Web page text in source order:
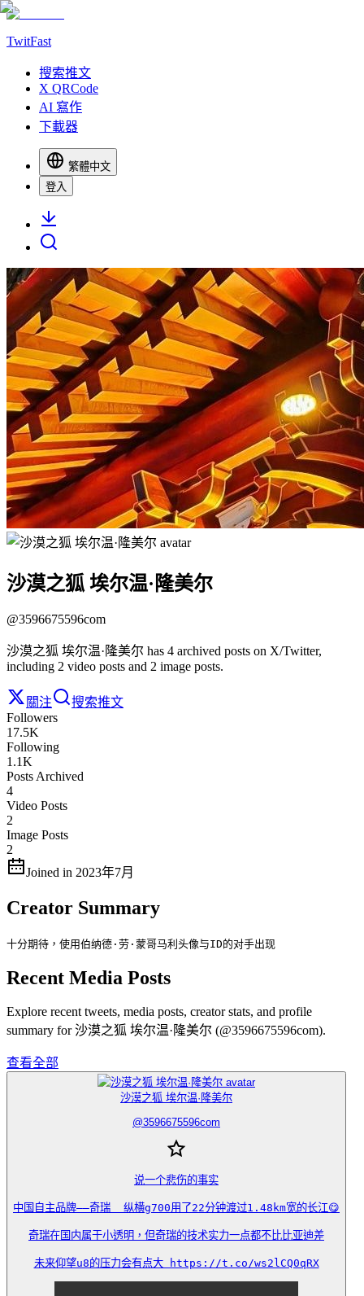
TwitFast
搜索推文
X QRCode
AI 寫作
下載器
繁體中文
登入
沙漠之狐 埃尔温·隆美尔
@3596675596com
沙漠之狐 埃尔温·隆美尔 has 4 archived posts on X/Twitter,
including 2 video posts and 2 image posts.
關注
搜索推文
Followers
17.5K
Following
1.1K
Posts Archived
4
Video Posts
2
Image Posts
2
Joined in 2023年7月
Creator Summary
十分期待，使用伯纳德·劳·蒙哥马利头像与ID的对手出现
Recent Media Posts
Explore recent tweets, media posts, creator stats, and profile
summary for 沙漠之狐 埃尔温·隆美尔 (@3596675596com).
查看全部
沙漠之狐 埃尔温·隆美尔
@3596675596com
说一个悲伤的事实
中国自主品牌——奇瑞  纵横g700用了22分钟渡过1.48km宽的长江😋
奇瑞在国内属于小透明，但奇瑞的技术实力一点都不比比亚迪差
未来仰望u8的压力会有点大 https://t.co/ws2lCQ0qRX